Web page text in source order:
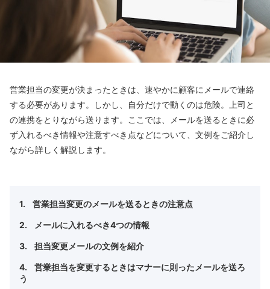
営業担当の変更が決まったときは、速やかに顧客にメールで連絡
する必要があります。しかし、自分だけで動くのは危険。上司と
の連携をとりながら送ります。ここでは、メールを送るときに必
ず入れるべき情報や注意すべき点などについて、文例をご紹介し
ながら詳しく解説します。
営業担当変更のメールを送るときの注意点
メールに入れるべき4つの情報
担当変更メールの文例を紹介
営業担当を変更するときはマナーに則ったメールを送ろ
う